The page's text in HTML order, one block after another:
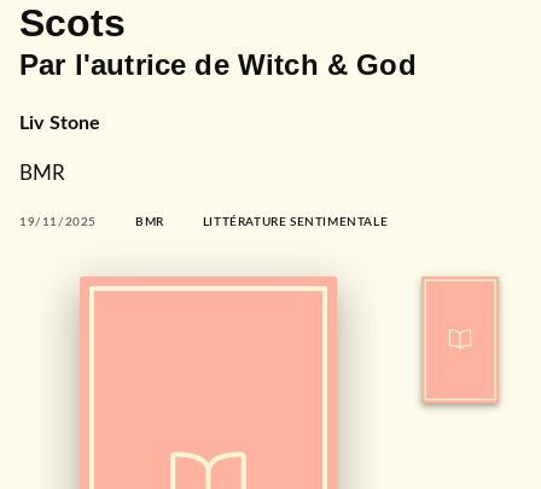
Scots
Par l'autrice de Witch & God
Liv Stone
BMR
19/11/2025 BMR LITTÉRATURE SENTIMENTALE